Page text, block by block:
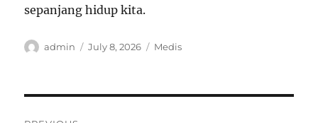
sepanjang hidup kita.
Author
admin
Posted
July 8, 2026 Categories
Medis